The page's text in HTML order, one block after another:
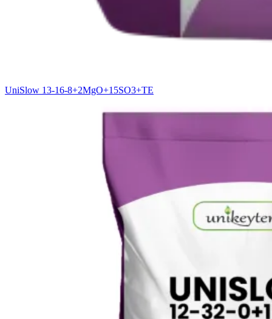
UniSlow 13-16-8+2MgO+15SO3+TE